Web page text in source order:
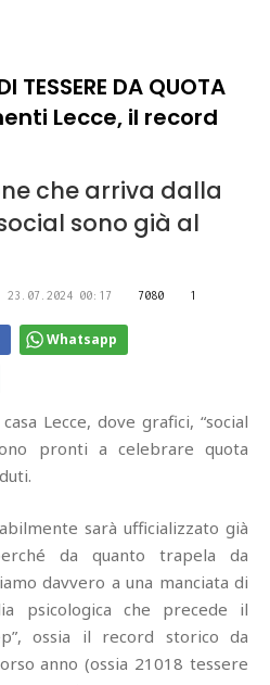
TESSERE DA QUOTA
Lecce, il record
che arriva dalla
sono già al
23.07.2024 00:17 7080 1
Whatsapp
Lecce, dove grafici, “social
pronti a celebrare quota
sarà ufficializzato già
da quanto trapela da
davvero a una manciata di
psicologica che precede il
ossia il record storico da
anno (ossia 21018 tessere